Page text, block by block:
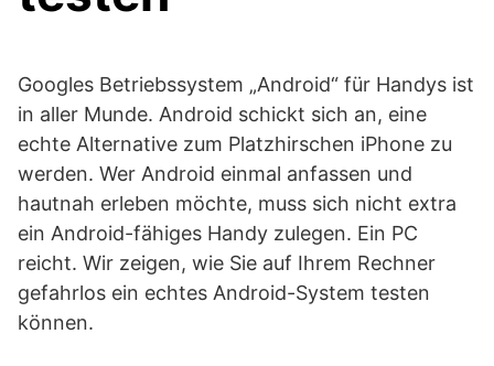
Googles Betriebssystem „Android“ für Handys ist
in aller Munde. Android schickt sich an, eine
echte Alternative zum Platzhirschen iPhone zu
werden. Wer Android einmal anfassen und
hautnah erleben möchte, muss sich nicht extra
ein Android-fähiges Handy zulegen. Ein PC
reicht. Wir zeigen, wie Sie auf Ihrem Rechner
gefahrlos ein echtes Android-System testen
können.